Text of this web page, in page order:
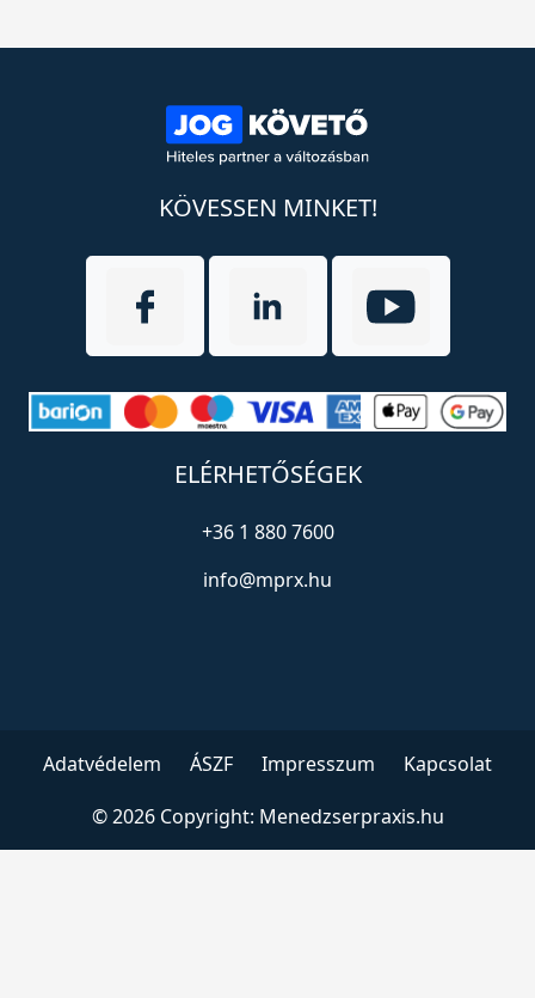
KÖVESSEN MINKET!
ELÉRHETŐSÉGEK
+36 1 880 7600
info@mprx.hu
Adatvédelem ÁSZF Impresszum
Kapcsolat
© 2026 Copyright: Menedzserpraxis.hu